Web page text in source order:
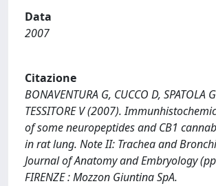
Data
2007
Citazione
BONAVENTURA G, CUCCO D, SPATOLA
TESSITORE V (2007).
of some neuropeptides and CB1
in rat lung. Note II: Trachea and
Journal of Anatomy and Embryology
FIRENZE : Mozzon Giuntina SpA.